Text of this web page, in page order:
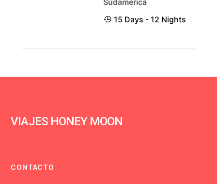
15 Days - 12 Nights
VIAJES HONEY MOON
CONTACTO